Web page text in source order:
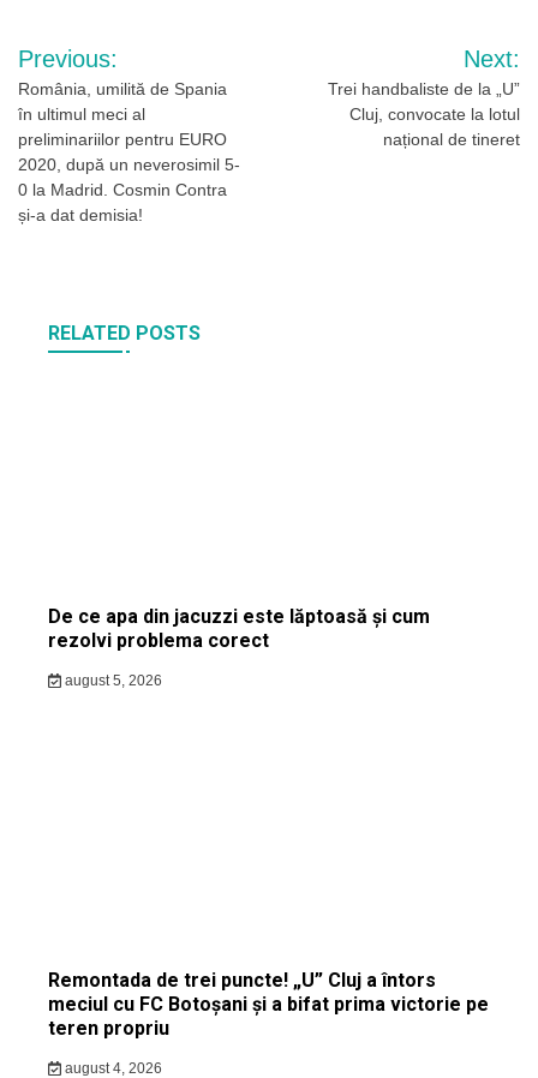
Navigare
în
articole
Previous:
România, umilită de Spania
în ultimul meci al
preliminariilor pentru EURO
2020, după un neverosimil 5-
0 la Madrid. Cosmin Contra
și-a dat demisia!
Next:
Trei handbaliste de la „U”
Cluj, convocate la lotul
național de tineret
RELATED POSTS
De ce apa din jacuzzi este lăptoasă și cum
rezolvi problema corect
august 5, 2026
Remontada de trei puncte! „U” Cluj a întors
meciul cu FC Botoșani și a bifat prima victorie pe
teren propriu
august 4, 2026